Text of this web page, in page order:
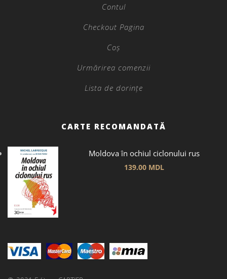
Contul
Checkout Pagina
Coș
Urmărirea comenzii
Lista de dorințe
CARTE RECOMANDATĂ
Moldova în ochiul ciclonului rus
139.00 MDL